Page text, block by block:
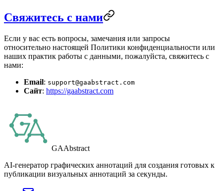
Свяжитесь с нами
Если у вас есть вопросы, замечания или запросы
относительно настоящей Политики конфиденциальности или
наших практик работы с данными, пожалуйста, свяжитесь с
нами:
Email: support@gaabstract.com
Сайт: https://gaabstract.com
GAAbstract
AI-генератор графических аннотаций для создания готовых к
публикации визуальных аннотаций за секунды.